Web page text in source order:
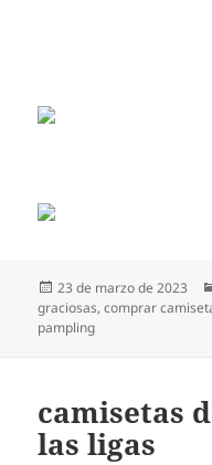
Publicado
el
23 de marzo de 2023
graciosas,comprar
pampling
camisetas
las ligas